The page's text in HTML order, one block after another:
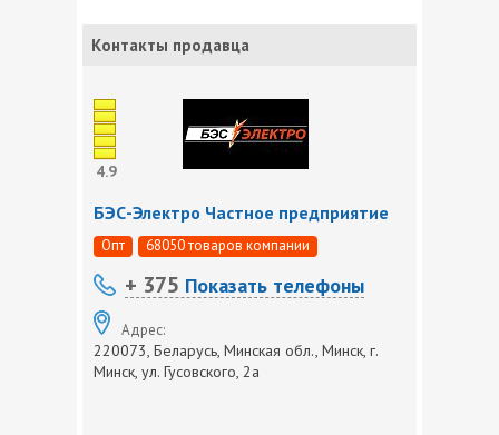
Контакты продавца
4.9
БЭС-Электро Частное предприятие
Опт 68050 товаров компании
+ 375 Показать телефоны
Адрес:
220073, Беларусь, Минская обл., Минск, г.
Минск, ул. Гусовского, 2а